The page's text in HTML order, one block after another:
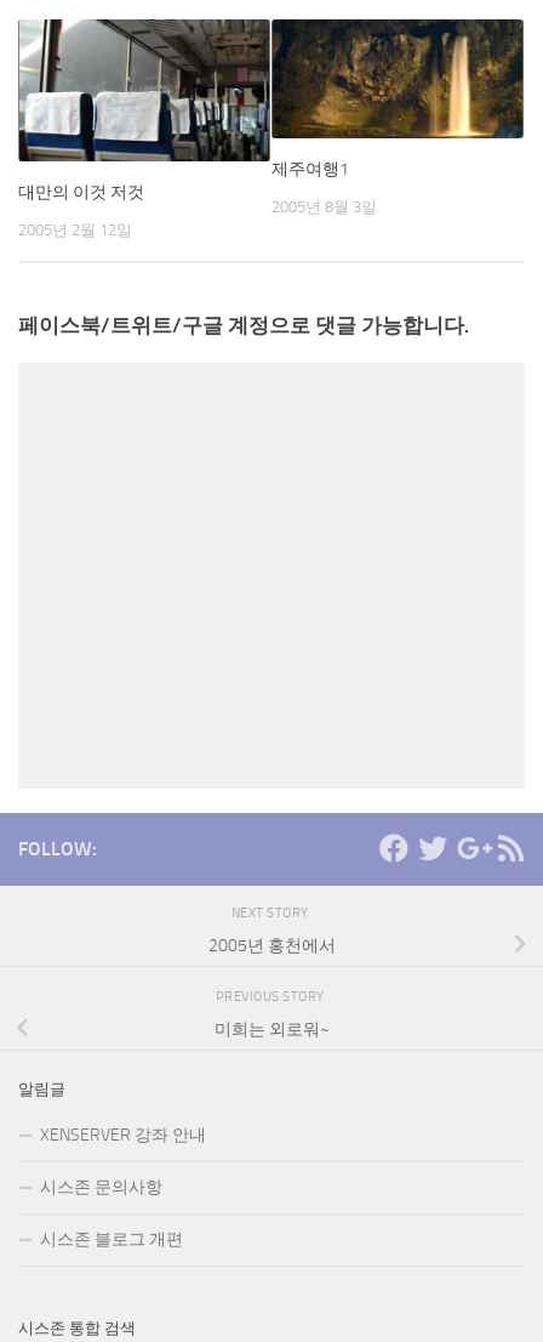
대만의 이것 저것
2005년 2월 12일
제주여행1
2005년 8월 3일
페이스북/트위트/구글 계정으로 댓글 가능합니다.
FOLLOW:
NEXT STORY
2005년 홍천에서
PREVIOUS STORY
미희는 외로워~
알림글
XENSERVER 강좌 안내
시스존 문의사항
시스존 블로그 개편
시스존 통합 검색